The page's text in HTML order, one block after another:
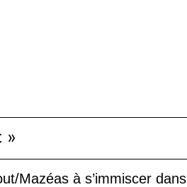
»
Mazéas à s’immiscer dans